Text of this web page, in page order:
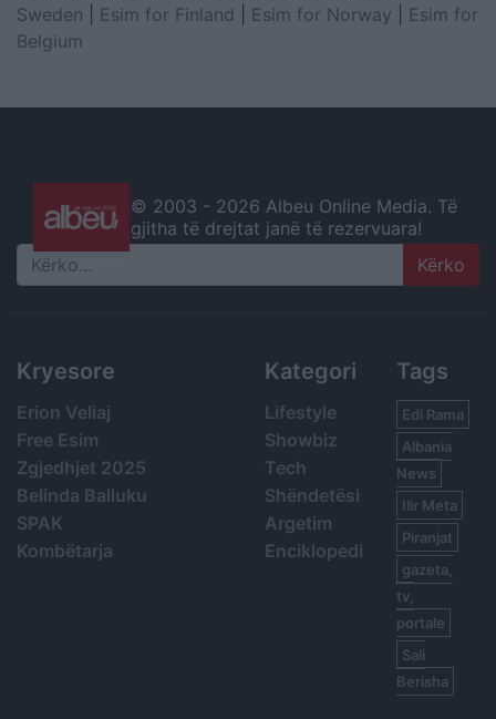
Sweden
Esim for Finland Esim for Norway
Esim for
Belgium
© 2003 - 2026 Albeu Online Media. Të
gjitha të drejtat janë të rezervuara!
Search
Kryesore
Erion Veliaj
Free Esim
Zgjedhjet 2025
Belinda Balluku
SPAK
Kombëtarja
Kategori
Lifestyle
Showbiz
Tech
Shëndetësi
Argetim
Enciklopedi
Tags
Edi Rama
Albania
News
Ilir Meta
Piranjat
gazeta,
tv,
portale
Sali
Berisha